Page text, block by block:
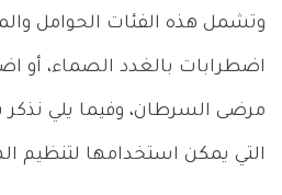
وتشمل هذه الفئات الحوامل
اضطرابات بالغدد الصماء، أو
مرضى السرطان، وفيما يلي
التي يمكن استخدامها لتنظيم